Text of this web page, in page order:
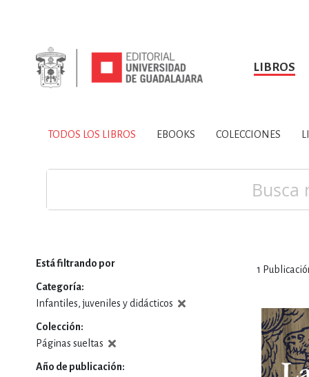
LIBROS
TODOS LOS LIBROS
SOBRE NOSOTROS HISTORIA
CIENCIAS DE LA
DEPORTES Y
TODOS LOS LIBROS EBOOKS COLECCIONES
1
Está filtrando por
Categoría
Infantiles, juveniles y didácticos
Colección
Páginas sueltas
Año de publicación